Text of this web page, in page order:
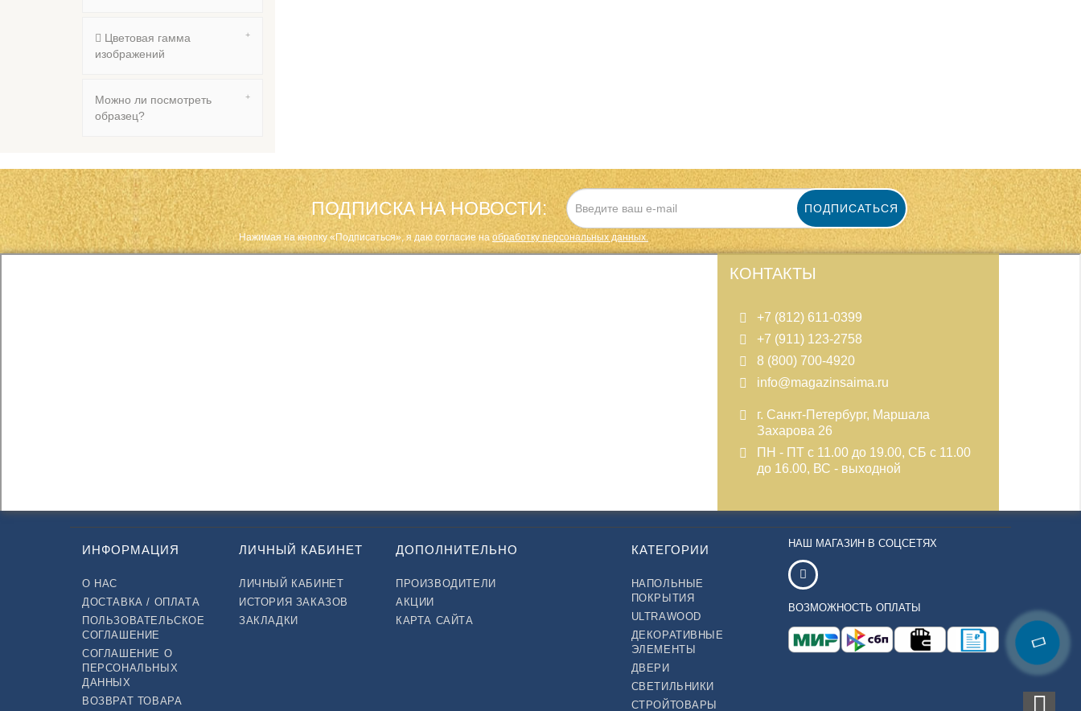
Цветовая гамма
изображений
Можно ли посмотреть
образец?
ПОДПИСКА НА НОВОСТИ: ПОДПИСАТЬСЯ
Нажимая на кнопку «Подписаться», я даю cогласие наобработку персональных данных.
КОНТАКТЫ
+7 (812) 611-0399
+7 (911) 123-2758
8 (800) 700-4920
info@magazinsaima.ru
г. Санкт-Петербург, Маршала
Захарова 26
ПН - ПТ с 11.00 до 19.00, СБ с 11.00
до 16.00, ВС - выходной
ИНФОРМАЦИЯ
О НАС
ДОСТАВКА / ОПЛАТА
ПОЛЬЗОВАТЕЛЬСКОЕ
СОГЛАШЕНИЕ
СОГЛАШЕНИЕ О
ПЕРСОНАЛЬНЫХ
ДАННЫХ
ВОЗВРАТ ТОВАРА
ЛИЧНЫЙ КАБИНЕТ
ЛИЧНЫЙ КАБИНЕТ
ИСТОРИЯ ЗАКАЗОВ
ЗАКЛАДКИ
ДОПОЛНИТЕЛЬНО
ПРОИЗВОДИТЕЛИ
АКЦИИ
КАРТА САЙТА
КАТЕГОРИИ
НАПОЛЬНЫЕ
ПОКРЫТИЯ
ULTRAWOOD
ДЕКОРАТИВНЫЕ
ЭЛЕМЕНТЫ
ДВЕРИ
СВЕТИЛЬНИКИ
СТРОЙТОВАРЫ
НАШ МАГАЗИН В СОЦСЕТЯХ
ВОЗМОЖНОСТЬ ОПЛАТЫ